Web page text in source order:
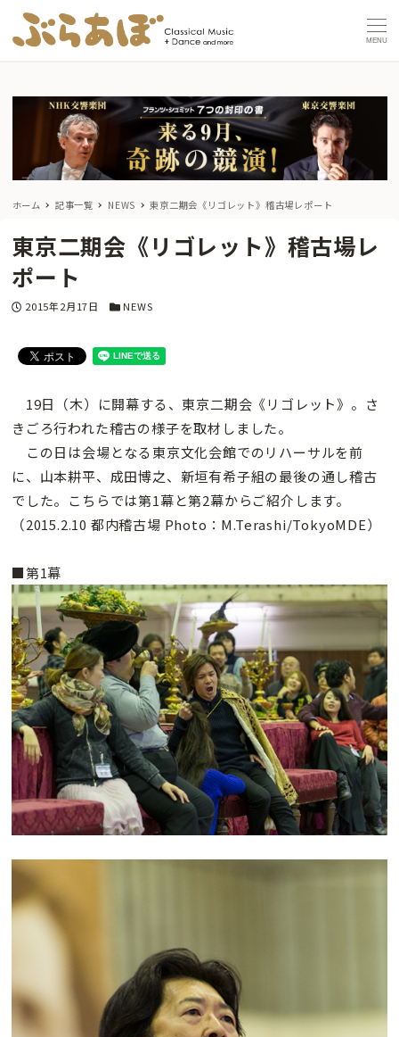
MENU
ホーム 記事一覧 NEWS 東京二期会《リゴレット》稽古場レポート
東京二期会《リゴレット》稽古場レ
ポート
投稿日
2015年2月17日 カテゴリー
NEWS
19日（木）に開幕する、東京二期会《リゴレット》。さ
きごろ行われた稽古の様子を取材しました。
この日は会場となる東京文化会館でのリハーサルを前
に、山本耕平、成田博之、新垣有希子組の最後の通し稽古
でした。こちらでは第1幕と第2幕からご紹介します。
（2015.2.10 都内稽古場 Photo：M.Terashi/TokyoMDE）
■第1幕